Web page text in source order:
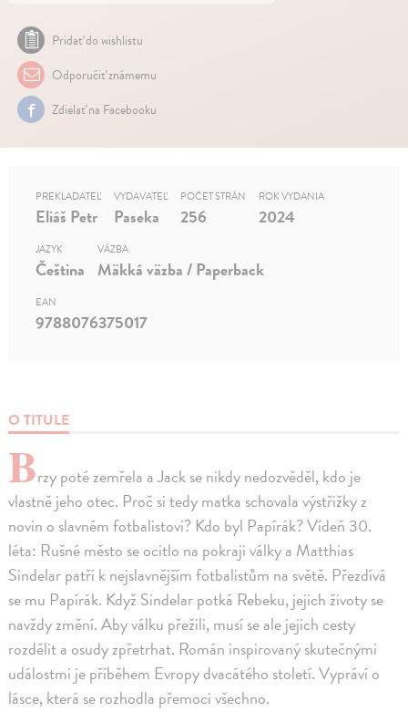
Pridať do wishlistu
Odporučiť známemu
Zdielať na Facebooku
O TITULE
Brzy poté zemřela a Jack se nikdy nedozvěděl, kdo je
vlastně jeho otec. Proč si tedy matka schovala výstřižky z
novin o slavném fotbalistovi? Kdo byl Papírák? Vídeň 30.
léta: Rušné město se ocitlo na pokraji války a Matthias
Sindelar patří k nejslavnějším fotbalistům na světě. Přezdívá
se mu Papírák. Když Sindelar potká Rebeku, jejich životy se
navždy změní. Aby válku přežili, musí se ale jejich cesty
rozdělit a osudy zpřetrhat. Román inspirovaný skutečnými
událostmi je příběhem Evropy dvacátého století. Vypráví o
lásce, která se rozhodla přemoci všechno.
PREKLADATEĽ
Eliáš Petr
VYDAVATEĽ
Paseka
POČET STRÁN
256
ROK VYDANIA
2024
JAZYK
Čeština
VÄZBA
Mäkká väzba / Paperback
EAN
9788076375017